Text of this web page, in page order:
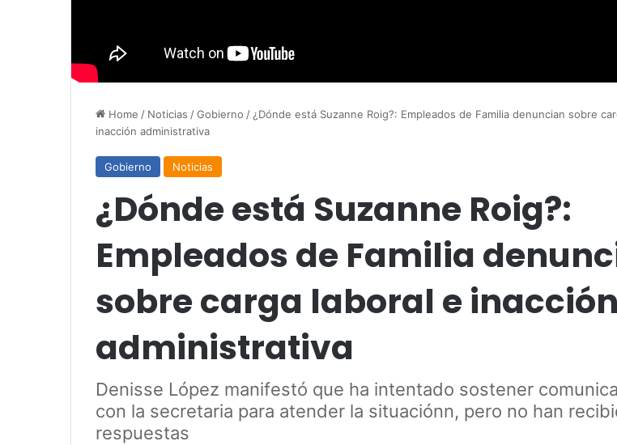
Home / Noticias /Gobierno /¿Dónde está Suzanne Roig?: Empleados de Familia denuncian sobre
inacción administrativa
Gobierno Noticias
¿Dónde está Suzanne Roig?:
Empleados de Familia
sobre carga laboral e inacción
administrativa
Denisse López manifestó que ha intentado sostener
con la secretaria para atender la situaciónn, pero no han
respuestas